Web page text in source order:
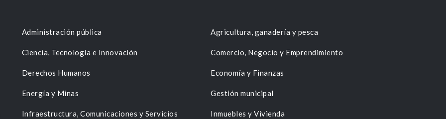
Administración pública Agricultura, ganadería y pesca
Ciencia, Tecnología e Innovación Comercio, Negocio y Emprendimiento
Derechos Humanos Economía y Finanzas
Energía y Minas Gestión municipal
Infraestructura, Comunicaciones y Servicios
Inmuebles y Vivienda